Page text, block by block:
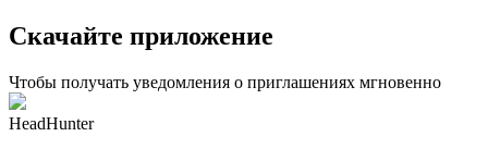
Скачайте приложение
Чтобы получать уведомления о приглашениях мгновенно
HeadHunter